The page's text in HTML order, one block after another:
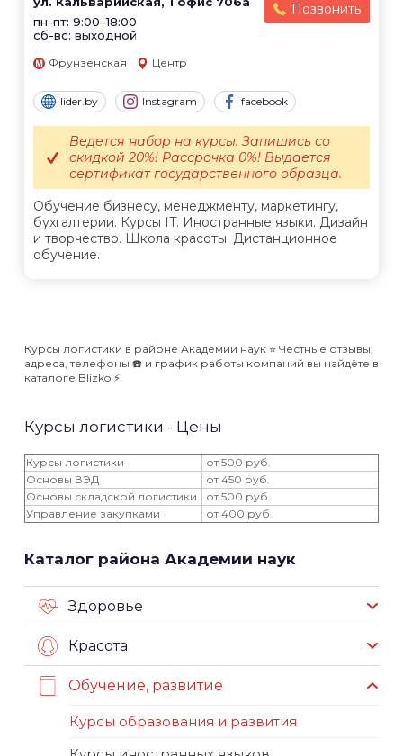
пн-пт: 9:00–18:00
сб-вс: выходной
Позвонить
Фрунзенская Центр
lider.by Instagram facebook
Обучение бизнесу, менеджменту, маркетингу,
бухгалтерии. Курсы IT. Иностранные языки. Дизайн
и творчество. Школа красоты. Дистанционное
обучение.
Ведется набор на курсы. Запишись со
скидкой 20%! Рассрочка 0%! Выдается
сертификат государственного образца.
Курсы логистики в районе Академии наук ⭐️ Честные отзывы,
адреса, телефоны ☎️ и график работы компаний вы найдёте в
каталоге Blizko ⚡️
Курсы логистики - Цены
Курсы логистики
от 500 руб.
Основы ВЭД
от 450 руб.
Основы складской логистики
от 500 руб.
Управление закупками
от 400 руб.
Каталог района Академии наук
Здоровье
Красота
Обучение, развитие
Курсы образования и развития